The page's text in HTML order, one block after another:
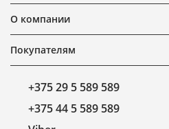
О компании
Покупателям
+375 29 5 589 589
+375 44 5 589 589